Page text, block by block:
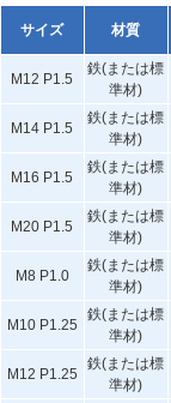
サイズ 材質
M12 P1.5
鉄(または標
準材)
M14 P1.5
鉄(または標
準材)
M16 P1.5
鉄(または標
準材)
M20 P1.5
鉄(または標
準材)
M8 P1.0
鉄(または標
準材)
M10 P1.25
鉄(または標
準材)
M12 P1.25
鉄(または標
準材)